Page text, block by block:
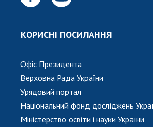
КОРИСНІ ПОСИЛАННЯ
Офіс Президента
Верховна Рада України
Урядовий портал
Національний фонд досліджень
Міністерство освіти і науки України